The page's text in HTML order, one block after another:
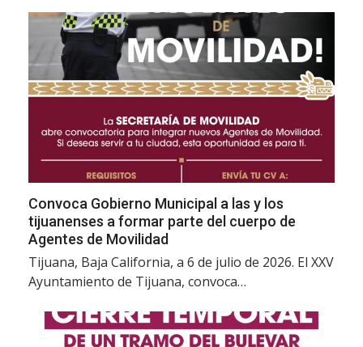
Convoca Gobierno Municipal a las y los
tijuanenses a formar parte del cuerpo de
Agentes de Movilidad
Tijuana, Baja California, a 6 de julio de 2026. El XXV
Ayuntamiento de Tijuana, convoca…